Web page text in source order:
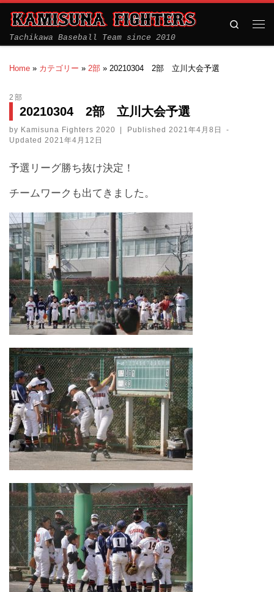
Tachikawa Baseball Team since 2010
Search
Home » カテゴリー » 2部 » 20210304 2部 立川大会予選
2部
20210304 2部 立川大会予選
by Kamisuna Fighters 2020 Published 2021年4月8日
-
Updated 2021年4月12日
予選リーグ勝ち抜け決定！
チームワークも出てきました。